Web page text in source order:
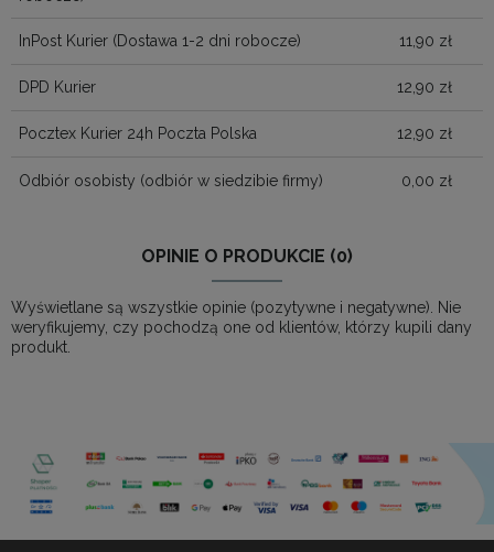
InPost Kurier (Dostawa 1-2 dni robocze) 11,90 zł
DPD Kurier 12,90 zł
Pocztex Kurier 24h Poczta Polska 12,90 zł
Odbiór osobisty (odbiór w siedzibie firmy) 0,00 zł
OPINIE O PRODUKCIE (0)
Wyświetlane są wszystkie opinie (pozytywne i negatywne). Nie
weryfikujemy, czy pochodzą one od klientów, którzy kupili dany
produkt.